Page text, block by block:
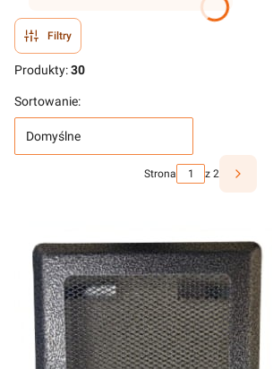
Filtry
Produkty:30
Sortowanie:
Domyślne
Strona z 2